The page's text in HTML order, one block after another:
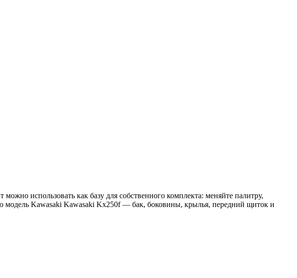
использовать как базу для собственного комплекта: меняйте палитру,
модель Kawasaki Kawasaki Kx250f — бак, боковины, крылья, передний щиток и